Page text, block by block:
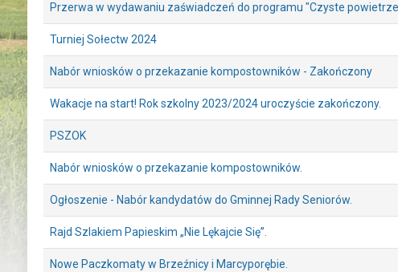
Przerwa w wydawaniu zaświadczeń do programu "Czyste
Turniej Sołectw 2024
Nabór wniosków o przekazanie kompostowników - Zakończony
Wakacje na start! Rok szkolny 2023/2024 uroczyście zakończony.
PSZOK
Nabór wniosków o przekazanie kompostowników.
Ogłoszenie - Nabór kandydatów do Gminnej Rady Seniorów.
Rajd Szlakiem Papieskim „Nie Lękajcie Się”.
Nowe Paczkomaty w Brzeźnicy i Marcyporębie.